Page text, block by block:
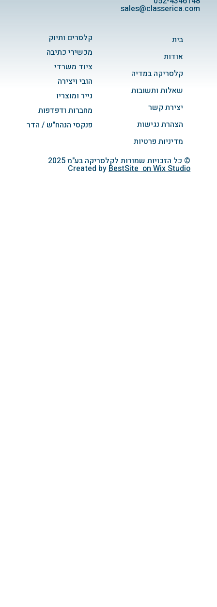
© כל הזכויות שמורות לקלסריקה בע"מ 2025
Created byBestSiteonWix Studio
קלסרים ותיוק
מכשירי כתיבה
ציוד משרדי
הובי ויצירה
נייר ומוצריו
מחברות ודפדפות
פנקסי הנהח"ש / הדר
בית
אודות
קלסריקה במדיה
שאלות ותשובות
יצירת קשר
הצהרת נגישות
מדיניות פרטיות
sales@classerica.com